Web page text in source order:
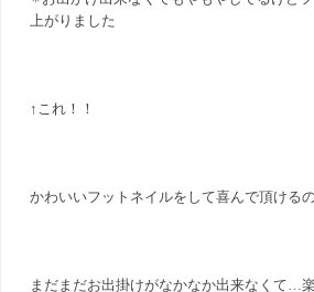
上がりました
↑これ！！
かわいいフットネイルをして喜んで頂ける
まだまだお出掛けがなかなか出来なくて…